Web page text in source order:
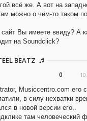
всё же. А вот на
можно о чём-то таком
сайт Вы имеете ввиду? А
на Soundclick?
BEATZ
0
Musiccentro.com его
в силу нехватки
в новой версии его..
там человеческий